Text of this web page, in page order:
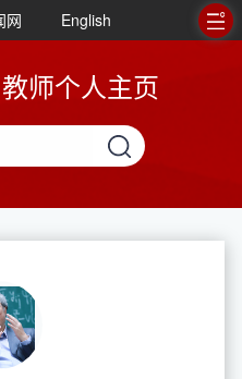
网 English
教师个人主页